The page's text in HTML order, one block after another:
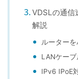
VDSLの通信
解説
ルーター
LANケー
IPv6 IPoE